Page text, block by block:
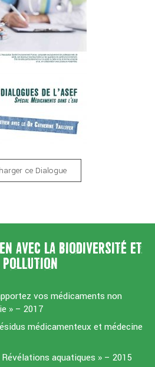
ce Dialogue
AVEC LA BIODIVERSITÉ ET
vos médicaments non
» – 2017
médicamenteux et médecine
aquatiques » – 2015